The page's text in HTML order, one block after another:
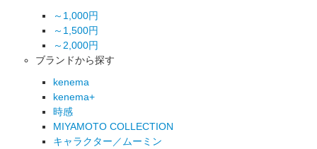
～1,000円
～1,500円
～2,000円
ブランドから探す
kenema
kenema+
時感
MIYAMOTO COLLECTION
キャラクター／ムーミン